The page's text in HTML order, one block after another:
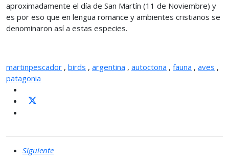
aproximadamente el día de San Martín (11 de Noviembre) y
es por eso que en lengua romance y ambientes cristianos se
denominaron así a estas especies.
martinpescador , birds , argentina , autoctona , fauna , aves ,
patagonia
Siguiente